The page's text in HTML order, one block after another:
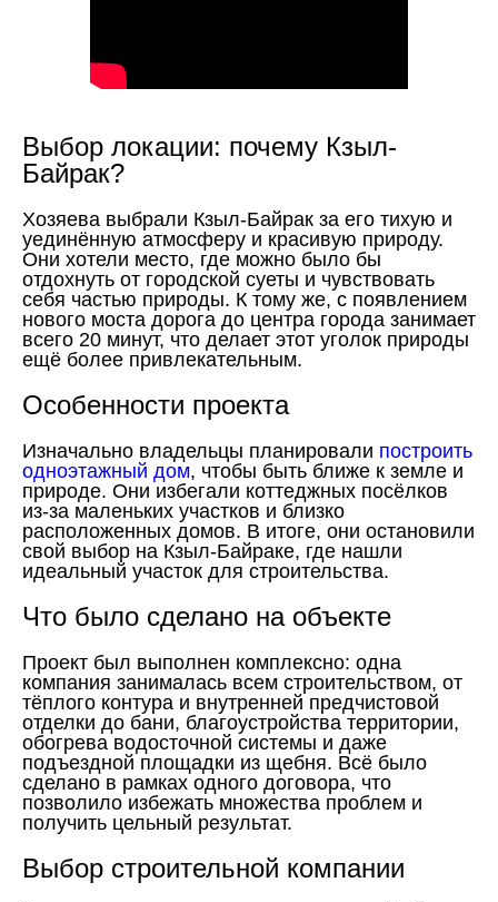
Выбор локации: почему Кзыл-
Байрак?
Хозяева выбрали Кзыл-Байрак за его тихую и
уединённую атмосферу и красивую природу.
Они хотели место, где можно было бы
отдохнуть от городской суеты и чувствовать
себя частью природы. К тому же, с появлением
нового моста дорога до центра города занимает
всего 20 минут, что делает этот уголок природы
ещё более привлекательным.
Особенности проекта
Изначально владельцы планировали построить
одноэтажный дом, чтобы быть ближе к земле и
природе. Они избегали коттеджных посёлков
из-за маленьких участков и близко
расположенных домов. В итоге, они остановили
свой выбор на Кзыл-Байраке, где нашли
идеальный участок для строительства.
Что было сделано на объекте
Проект был выполнен комплексно: одна
компания занималась всем строительством, от
тёплого контура и внутренней предчистовой
отделки до бани, благоустройства территории,
обогрева водосточной системы и даже
подъездной площадки из щебня. Всё было
сделано в рамках одного договора, что
позволило избежать множества проблем и
получить цельный результат.
Выбор строительной компании